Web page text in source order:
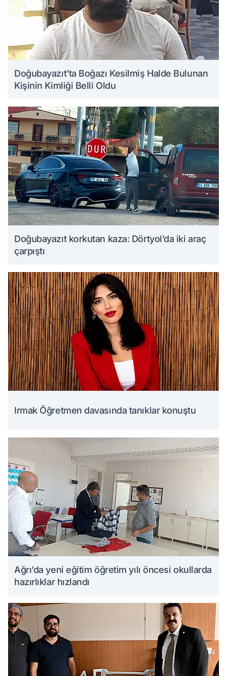
Doğubayazıt’ta Boğazı Kesilmiş Halde Bulunan
Kişinin Kimliği Belli Oldu
Doğubayazıt korkutan kaza: Dörtyol’da iki araç
çarpıştı
Irmak Öğretmen davasında tanıklar konuştu
Ağrı’da yeni eğitim öğretim yılı öncesi okullarda
hazırlıklar hızlandı